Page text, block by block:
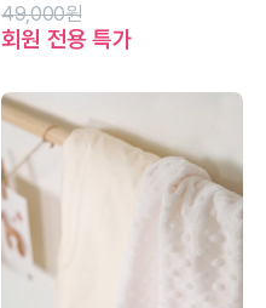
49,000원
회원 전용 특가